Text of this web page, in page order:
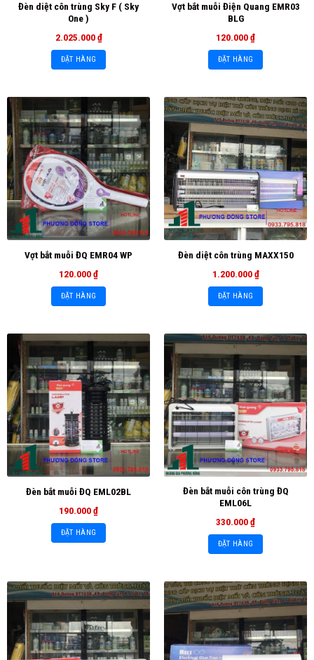
Đèn diệt côn trùng Sky F ( Sky
One )
2.025.000₫
ĐẶT HÀNG
Vợt bắt muỗi Điện Quang EMR03
BLG
120.000₫
ĐẶT HÀNG
Vợt bắt muỗi ĐQ EMR04 WP
120.000₫
ĐẶT HÀNG
Đèn diệt côn trùng MAXX150
1.200.000₫
ĐẶT HÀNG
Đèn bắt muỗi ĐQ EML02BL
190.000₫
ĐẶT HÀNG
Đèn bắt muỗi côn trùng ĐQ
EML06L
330.000₫
ĐẶT HÀNG